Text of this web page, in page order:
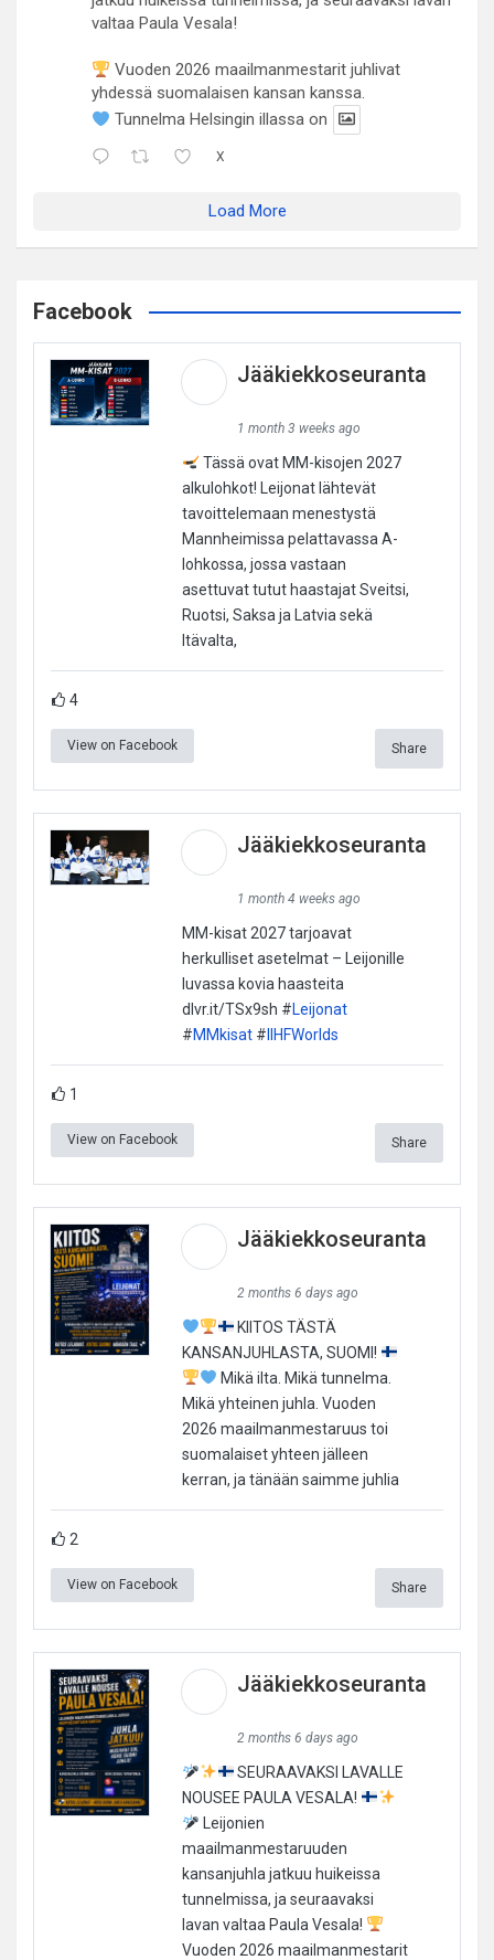
valtaa Paula Vesala!
Vuoden 2026 maailmanmestarit juhlivat
yhdessä suomalaisen kansan kanssa.
Tunnelma Helsingin illassa on
X
Load More
Facebook
Jääkiekkoseuranta
1 month 3 weeks ago
Tässä ovat MM-kisojen 2027
alkulohkot! Leijonat lähtevät
tavoittelemaan menestystä
Mannheimissa pelattavassa A-
lohkossa, jossa vastaan
asettuvat tutut haastajat Sveitsi,
Ruotsi, Saksa ja Latvia sekä
Itävalta,
4
View on Facebook Share
Jääkiekkoseuranta
1 month 4 weeks ago
MM-kisat 2027 tarjoavat
herkulliset asetelmat – Leijonille
luvassa kovia haasteita
dlvr.it/TSx9sh #Leijonat
#MMkisat#IIHFWorlds
1
View on Facebook Share
Jääkiekkoseuranta
2 months 6 days ago
KIITOS TÄSTÄ
KANSANJUHLASTA, SUOMI!
Mikä ilta. Mikä tunnelma.
Mikä yhteinen juhla. Vuoden
2026 maailmanmestaruus toi
suomalaiset yhteen jälleen
kerran, ja tänään saimme juhlia
2
View on Facebook Share
Jääkiekkoseuranta
2 months 6 days ago
SEURAAVAKSI LAVALLE
NOUSEE PAULA VESALA!
Leijonien
maailmanmestaruuden
kansanjuhla jatkuu huikeissa
tunnelmissa, ja seuraavaksi
lavan valtaa Paula Vesala!
Vuoden 2026 maailmanmestarit